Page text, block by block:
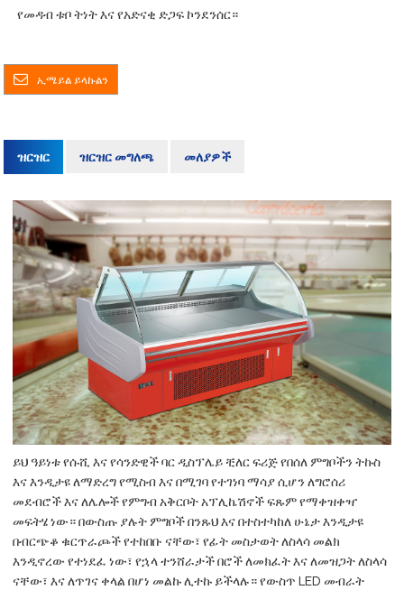
የመዳብ ቱቦ ትነት እና የአድናቂ ድጋፍ ኮንደንሰር።
ኢሜይል ይላኩልን
ዝርዝር ዝርዝር መግለጫ መለያዎች
ይህ ዓይነቱ የሱሺ እና የሳንድዊች ባር ዲስፕሌይ ቺለር ፍሪጅ የበሰለ ምግቦችን ትኩስ
እና እንዲታዩ ለማድረግ የሚስብ እና በሚገባ የተገነባ ማሳያ ሲሆን ለግሮሰሪ
መደብሮች እና ለሌሎች የምግብ አቅርቦት አፕሊኬሽኖች ፍጹም የማቀዝቀዣ
መፍትሄ ነው። በውስጡ ያሉት ምግቦች በንጹህ እና በተስተካከለ ሁኔታ እንዲታዩ
በብርጭቆ ቁርጥራጮች የተከበቡ ናቸው፣ የፊት መስታወት ለስላሳ መልክ
እንዲኖረው የተነደፈ ነው፣ የኋላ ተንሸራታች በሮች ለመክፈት እና ለመዝጋት ለስላሳ
ናቸው፣ እና ለጥገና ቀላል በሆነ መልኩ ሊተኩ ይችላሉ። የውስጥ LED መብራት